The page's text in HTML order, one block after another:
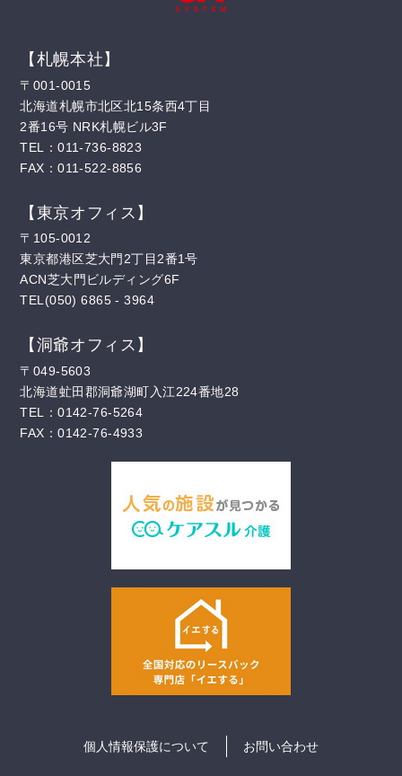
【札幌本社】
〒001-0015
北海道札幌市北区北15条西4丁目
2番16号 NRK札幌ビル3F
TEL：011-736-8823
FAX：011-522-8856
【東京オフィス】
〒105-0012
東京都港区芝大門2丁目2番1号
ACN芝大門ビルディング6F
TEL(050) 6865 - 3964
【洞爺オフィス】
〒049-5603
北海道虻田郡洞爺湖町入江224番地28
TEL：0142-76-5264
FAX：0142-76-4933
個人情報保護について お問い合わせ